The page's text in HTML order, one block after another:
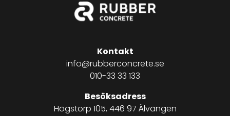
Kontakt
info@rubberconcrete.se
010-33 33 133
Besöksadress
Högstorp 105, 446 97 Älvängen